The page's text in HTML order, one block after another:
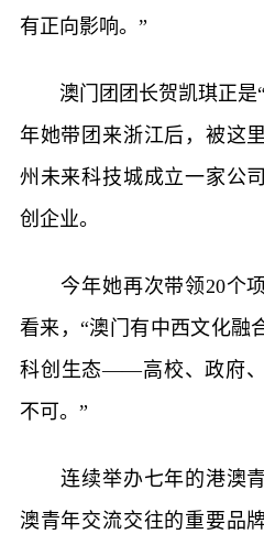
有正向影响。”
澳门团团长贺凯琪正是“
年她带团来浙江后，被这
州未来科技城成立一家公
创企业。
今年她再次带领20个项
看来，“澳门有中西文化融
科创生态——高校、政府
不可。”
连续举办七年的港澳青
澳青年交流交往的重要品